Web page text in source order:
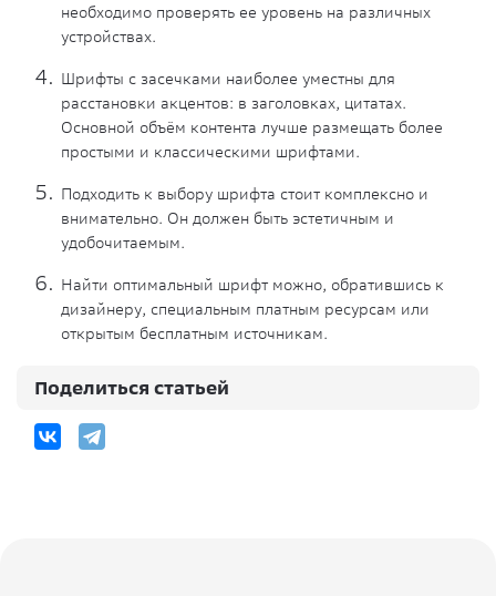
необходимо проверять ее уровень на различных
устройствах.
Шрифты с засечками наиболее уместны для
расстановки акцентов: в заголовках, цитатах.
Основной объём контента лучше размещать более
простыми и классическими шрифтами.
Подходить к выбору шрифта стоит комплексно и
внимательно. Он должен быть эстетичным и
удобочитаемым.
Найти оптимальный шрифт можно, обратившись к
дизайнеру, специальным платным ресурсам или
открытым бесплатным источникам.
Поделиться статьей